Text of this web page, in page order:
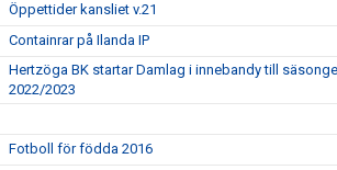
Öppettider kansliet v.21
Containrar på Ilanda IP
Hertzöga BK startar Damlag i innebandy till
2022/2023
Fotboll för födda 2016